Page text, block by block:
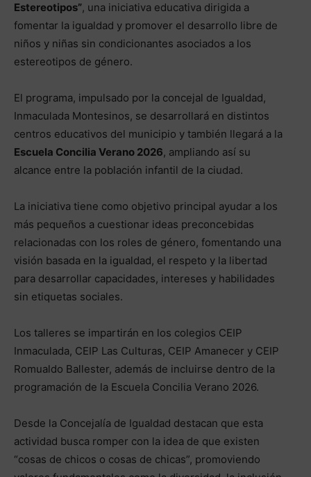
Estereotipos”, una iniciativa educativa dirigida a
fomentar la igualdad y promover el desarrollo libre de
niños y niñas sin condicionantes asociados a los
estereotipos de género.
El programa, impulsado por la concejal de Igualdad,
Inmaculada Montesinos, se desarrollará en distintos
centros educativos del municipio y también llegará a la
Escuela Concilia Verano 2026, ampliando así su
alcance entre la población infantil de la ciudad.
La iniciativa tiene como objetivo principal ayudar a los
más pequeños a cuestionar ideas preconcebidas
relacionadas con los roles de género, fomentando una
visión basada en la igualdad, el respeto y la libertad
para desarrollar capacidades, intereses y habilidades
sin etiquetas sociales.
Los talleres se impartirán en los colegios CEIP
Inmaculada, CEIP Las Culturas, CEIP Amanecer y CEIP
Romualdo Ballester, además de incluirse dentro de la
programación de la Escuela Concilia Verano 2026.
Desde la Concejalía de Igualdad destacan que esta
actividad busca romper con la idea de que existen
“cosas de chicos o cosas de chicas”, promoviendo